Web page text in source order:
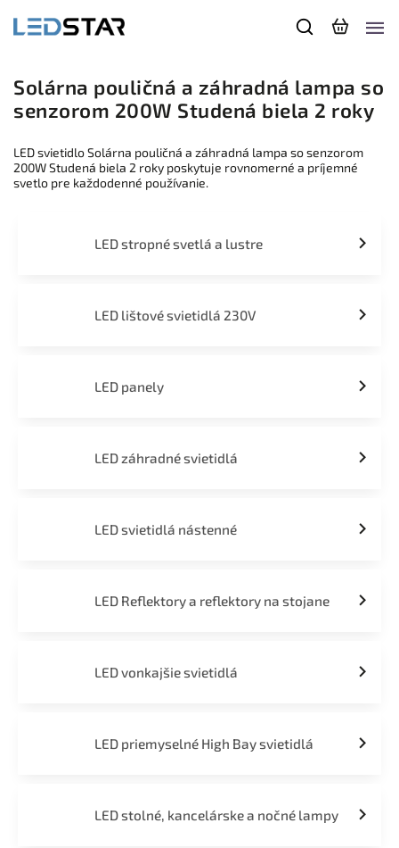
Solárna pouličná a záhradná lampa so
senzorom 200W Studená biela 2 roky
LED svietidlo Solárna pouličná a záhradná lampa so senzorom
200W Studená biela 2 roky poskytuje rovnomerné a príjemné
svetlo pre každodenné používanie.
LED stropné svetlá a lustre
LED lištové svietidlá 230V
LED panely
LED záhradné svietidlá
LED svietidlá nástenné
LED Reflektory a reflektory na stojane
LED vonkajšie svietidlá
LED priemyselné High Bay svietidlá
LED stolné, kancelárske a nočné lampy